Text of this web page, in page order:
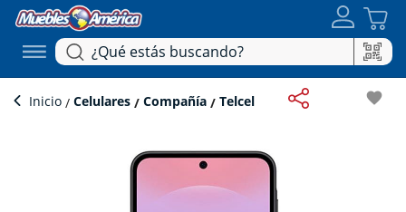
Inicio Celulares Compañía Telcel favorite